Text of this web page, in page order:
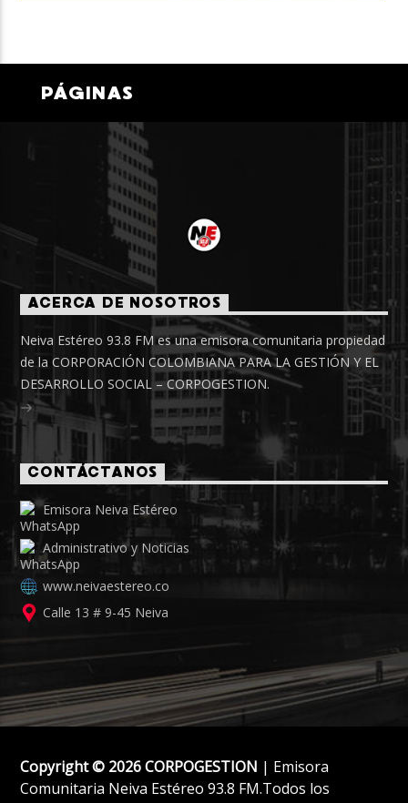
PÁGINAS
ACERCA DE NOSOTROS
Neiva Estéreo 93.8 FM es una emisora comunitaria propiedad
de la CORPORACIÓN COLOMBIANA PARA LA GESTIÓN Y EL
DESARROLLO SOCIAL – CORPOGESTION.
CONTÁCTANOS
Emisora Neiva Estéreo
Administrativo y Noticias
www.neivaestereo.co
Calle 13 # 9-45 Neiva
Copyright © 2026 CORPOGESTION | Emisora
Comunitaria Neiva Estéreo 93.8 FM.Todos los